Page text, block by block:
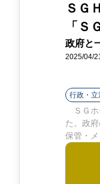
ＳＧ
「Ｓ
政府と
2025/04/
行政・立
ＳＧホ
た。政
保管・